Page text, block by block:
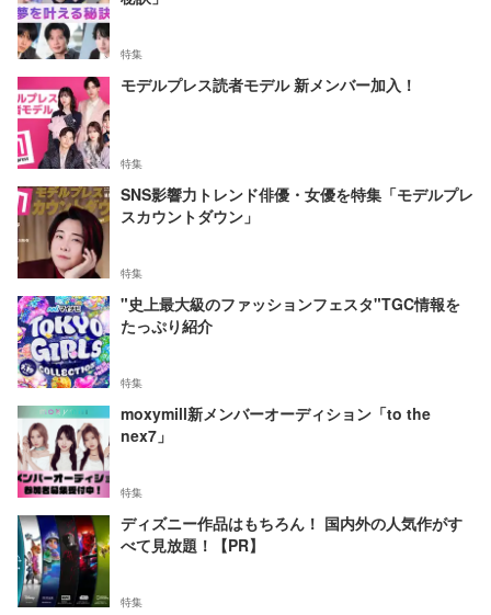
特集
モデルプレス読者モデル 新メンバー加入！
特集
SNS影響力トレンド俳優・女優を特集「モデルプレ
スカウントダウン」
特集
"史上最大級のファッションフェスタ"TGC情報を
たっぷり紹介
特集
moxymill新メンバーオーディション「to the
nex7」
特集
ディズニー作品はもちろん！ 国内外の人気作がす
べて見放題！【PR】
特集